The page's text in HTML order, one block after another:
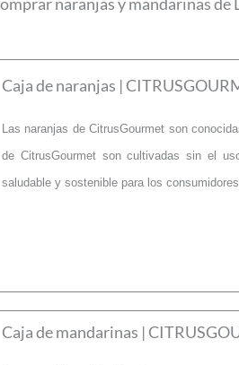
Caja de naranjas |
Las naranjas de CitrusGourmet son
de CitrusGourmet son cultivadas sin el
saludable y sostenible para los
Caja de mandarinas |